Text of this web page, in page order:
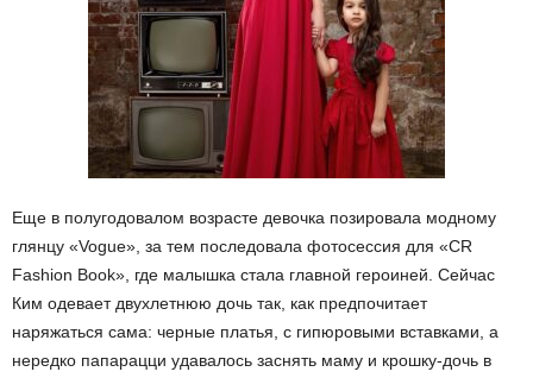
Еще в полугодовалом возрасте девочка позировала модному
глянцу «Vogue», за тем последовала фотосессия для «CR
Fashion Book», где малышка стала главной героиней. Сейчас
Ким одевает двухлетнюю дочь так, как предпочитает
наряжаться сама: черные платья, с гипюровыми вставками, а
нередко папарацци удавалось заснять маму и крошку-дочь в